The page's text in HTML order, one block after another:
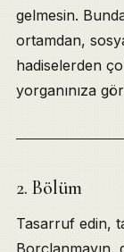
gelmesin.
ortamdan,
hadiselerden
yorganınıza
2. Bölüm
Tasarruf edin,
Borçlanmayın,